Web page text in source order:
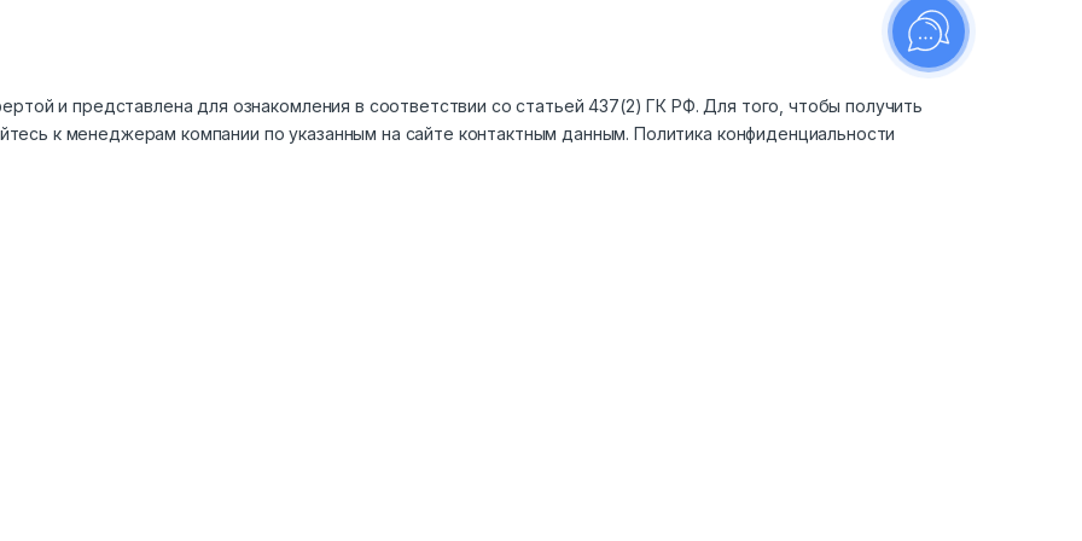
и представлена для ознакомления в соответствии со статьей 437(2) ГК РФ. Для того, чтобы получить
к менеджерам компании по указанным на сайте контактным данным. Политика конфиденциальности